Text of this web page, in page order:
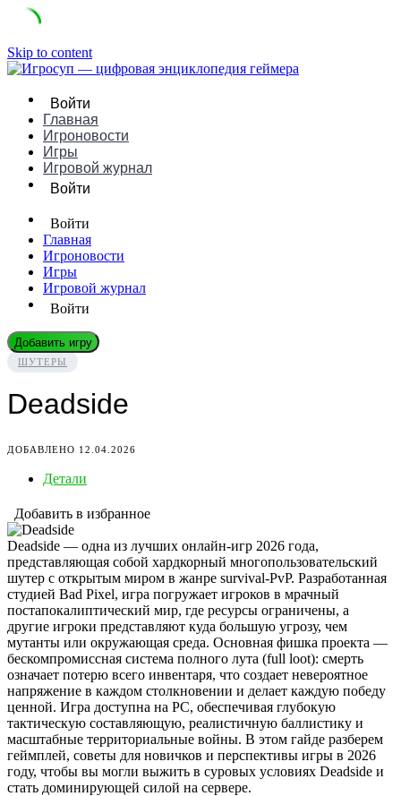
Skip to content
Войти
Главная
Игроновости
Игры
Игровой журнал
Войти
Войти
Главная
Игроновости
Игры
Игровой журнал
Войти
Добавить игру
ШУТЕРЫ
Deadside
ДОБАВЛЕНО 12.04.2026
Детали
Добавить в избранное
Deadside — одна из лучших онлайн-игр 2026 года,
представляющая собой хардкорный многопользовательский
шутер с открытым миром в жанре survival-PvP. Разработанная
студией Bad Pixel, игра погружает игроков в мрачный
постапокалиптический мир, где ресурсы ограничены, а
другие игроки представляют куда большую угрозу, чем
мутанты или окружающая среда. Основная фишка проекта —
бескомпромиссная система полного лута (full loot): смерть
означает потерю всего инвентаря, что создает невероятное
напряжение в каждом столкновении и делает каждую победу
ценной. Игра доступна на PC, обеспечивая глубокую
тактическую составляющую, реалистичную баллистику и
масштабные территориальные войны. В этом гайде разберем
геймплей, советы для новичков и перспективы игры в 2026
году, чтобы вы могли выжить в суровых условиях Deadside и
стать доминирующей силой на сервере.